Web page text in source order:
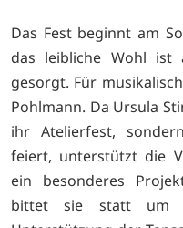
Das Fest beginnt am
das leibliche Wohl ist
gesorgt. Für
Pohlmann. Da Ursula
ihr Atelierfest,
feiert, unterstützt die
ein besonderes
bittet sie statt um